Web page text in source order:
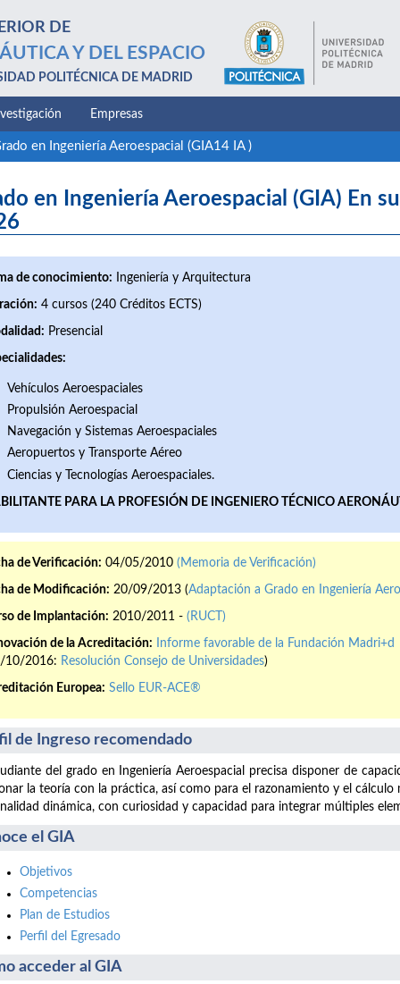
DE
Y DEL ESPACIO
POLITÉCNICA DE MADRID
Empresas
en Ingeniería Aeroespacial (GIA14 IA )
en Ingeniería Aeroespacial (GIA) En
de conocimiento: Ingeniería y Arquitectura
4 cursos (240 Créditos ECTS)
Presencial
Vehículos Aeroespaciales
Propulsión Aeroespacial
Navegación y Sistemas Aeroespaciales
Aeropuertos y Transporte Aéreo
Ciencias y Tecnologías Aeroespaciales.
PARA LA PROFESIÓN DE INGENIERO TÉCNICO
de Verificación: 04/05/2010 (Memoria de Verificación)
de Modificación: 20/09/2013 (Adaptación a Grado en Ingeniería
de Implantación: 2010/2011 - (RUCT)
de la Acreditación:
Informe favorable de la Fundación Madri+d
10/2016: Resolución Consejo de Universidades)
Europea: Sello EUR-ACE®
de Ingreso recomendado
del grado en Ingeniería Aeroespacial precisa disponer de
la teoría con la práctica, así como para el razonamiento y el
dinámica, con curiosidad y capacidad para integrar múltiples
el GIA
Objetivos
Competencias
Plan de Estudios
Perfil del Egresado
acceder al GIA